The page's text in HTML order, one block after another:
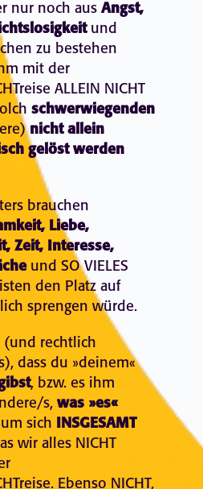
nur noch ausAngst,
und
zu bestehen
mit der
ALLEIN NICHT
schwerwiegenden
nicht allein
gelöst werden
brauchen
Liebe,
Zeit, Interesse,
und SO VIELES
den Platz auf
sprengen würde.
(und rechtlich
dass du »deinem«
, bzw. es ihm
s,was »es«
sich
INSGESAMT
wir alles NICHT
Ebenso NICHT,